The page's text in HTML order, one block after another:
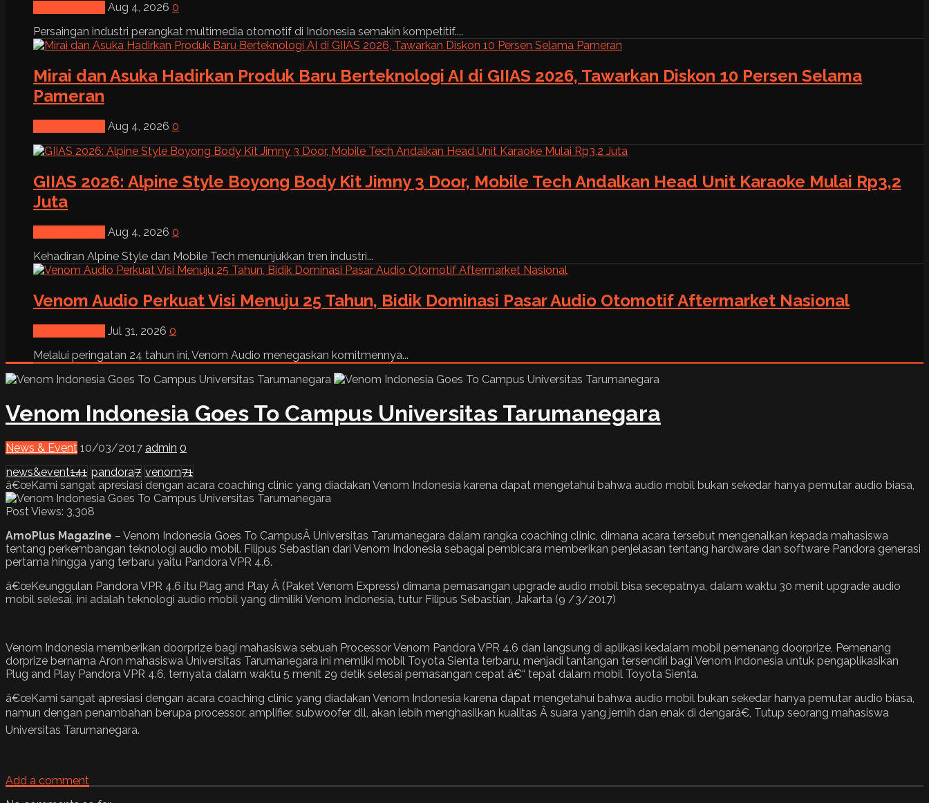
Aug 4, 2026 0
Persaingan industri perangkat multimedia otomotif di Indonesia semakin kompetitif....
Mirai dan Asuka Hadirkan Produk Baru Berteknologi AI di GIIAS 2026, Tawarkan Diskon 10 Persen Selama
Pameran
Aug 4, 2026 0
GIIAS 2026: Alpine Style Boyong Body Kit Jimny 3 Door, Mobile Tech Andalkan Head Unit Karaoke Mulai Rp3,2
Juta
Aug 4, 2026 0
Kehadiran Alpine Style dan Mobile Tech menunjukkan tren industri...
Venom Audio Perkuat Visi Menuju 25 Tahun, Bidik Dominasi Pasar Audio Otomotif Aftermarket Nasional
Jul 31, 2026 0
Melalui peringatan 24 tahun ini, Venom Audio menegaskan komitmennya...
Venom Indonesia Goes To Campus Universitas Tarumanegara
News & Event 10/03/2017 admin 0
news&event141 pandora7 venom71
â€œKami sangat apresiasi dengan acara coaching clinic yang diadakan Venom Indonesia karena dapat mengetahui bahwa audio mobil bukan sekedar hanya pemutar audio biasa,
Post Views: 3,308
AmoPlus Magazine – Venom Indonesia Goes To CampusÂ Universitas Tarumanegara dalam rangka coaching clinic, dimana acara tersebut mengenalkan kepada mahasiswa
tentang perkembangan teknologi audio mobil. Filipus Sebastian dari Venom Indonesia sebagai pembicara memberikan penjelasan tentang hardware dan software Pandora generasi
pertama hingga yang terbaru yaitu Pandora VPR 4.6.
â€œKeunggulan Pandora VPR 4.6 itu Plag and Play Â (Paket Venom Express) dimana pemasangan upgrade audio mobil bisa secepatnya, dalam waktu 30 menit upgrade audio
mobil selesai, ini adalah teknologi audio mobil yang dimiliki Venom Indonesia, tutur Filipus Sebastian, Jakarta (9 /3/2017)
Venom Indonesia memberikan doorprize bagi mahasiswa sebuah Processor Venom Pandora VPR 4.6 dan langsung di aplikasi kedalam mobil pemenang doorprize, Pemenang
dorprize bernama Aron mahasiswa Universitas Tarumanegara ini memliki mobil Toyota Sienta terbaru, menjadi tantangan tersendiri bagi Venom Indonesia untuk pengaplikasikan
Plug and Play Pandora VPR 4.6, ternyata dalam waktu 5 menit 29 detik selesai pemasangan cepat â€“ tepat dalam mobil Toyota Sienta.
â€œKami sangat apresiasi dengan acara coaching clinic yang diadakan Venom Indonesia karena dapat mengetahui bahwa audio mobil bukan sekedar hanya pemutar audio biasa,
namun dengan penambahan berupa processor, amplifier, subwoofer dll, akan lebih menghasilkan kualitas Â suara yang jernih dan enak di dengarâ€, Tutup seorang mahasiswa
Universitas Tarumanegara.
Add a comment